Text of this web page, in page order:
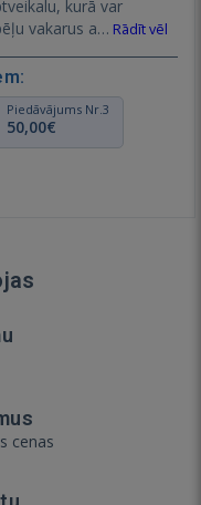
vakarus a… Rādīt vēl
Piedāvājums Nr.3
50,00€
cenas